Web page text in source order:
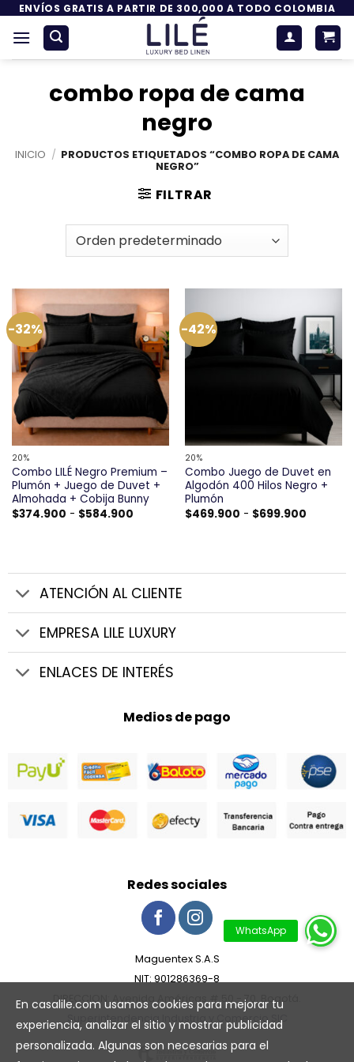
Saltar
contenido
ENVÍOS GRATIS A PARTIR DE 300,000 A TODO COLOMBIA
combo ropa de cama
negro
INICIO / PRODUCTOS ETIQUETADOS “COMBO ROPA DE CAMA
NEGRO”
FILTRAR
-32%
20%
Combo LILÉ Negro Premium –
Plumón + Juego de Duvet +
Almohada + Cobija Bunny
$374.900 - $584.900Rango
$584.900
-42%
20%
Combo Juego de Duvet en
Algodón 400 Hilos Negro +
Plumón
$469.900 - $699.900Rango
ATENCIÓN AL CLIENTE
EMPRESA LILE LUXURY
ENLACES DE INTERÉS
Medios de pago
Redes sociales
Maguentex S.A.S
NIT: 901286369-8
DIRECCION: Avenida Américas # 50 - 70, Bogotá.
Superintendencia Industria y Comercio SIC
En casalile.com usamos cookies para mejorar tu
experiencia, analizar el sitio y mostrar publicidad
personalizada. Algunas son necesarias para el